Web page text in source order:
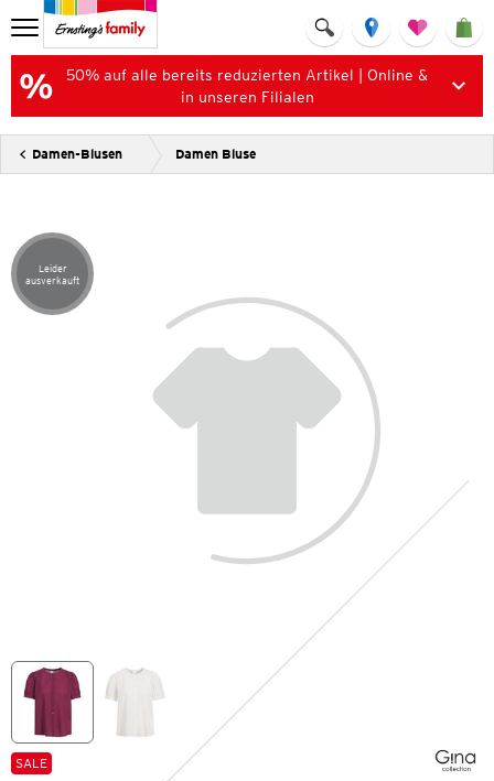
50% auf alle bereits reduzierten Artikel | Online &
in unseren Filialen
Damen-Blusen Damen Bluse
Artikel leider ausverkauft
Leider
ausverkauft
SALE